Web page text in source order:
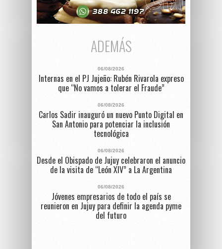
ADEMÁS
06/08/2026
Internas en el PJ Jujeño: Rubén Rivarola expreso
que “No vamos a tolerar el Fraude”
06/08/2026
Carlos Sadir inauguró un nuevo Punto Digital en
San Antonio para potenciar la inclusión
tecnológica
06/08/2026
Desde el Obispado de Jujuy celebraron el anuncio
de la visita de “León XIV” a La Argentina
06/08/2026
Jóvenes empresarios de todo el país se
reunieron en Jujuy para definir la agenda pyme
del futuro